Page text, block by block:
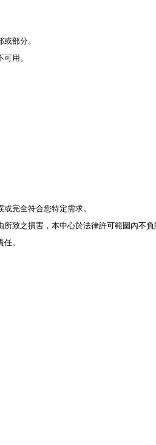
部分。
用。
完全符合您特定需求。
致之損害，本中心於法律許可範圍內不負
。